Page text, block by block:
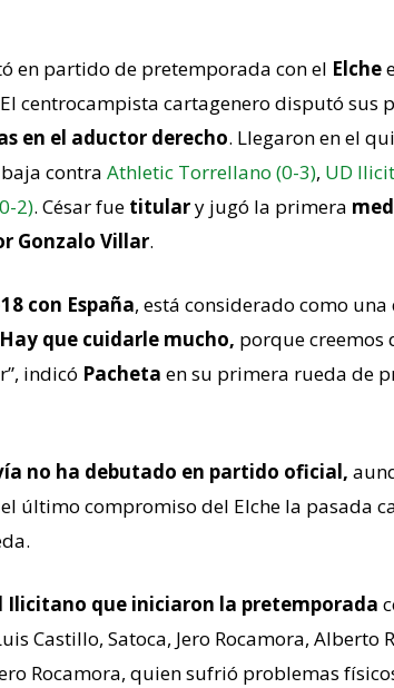
en partido de pretemporada con el Elche
centrocampista cartagenero disputó sus
en el aductor derecho. Llegaron en el
contra Athletic Torrellano (0-3), UD
2). César fue titulary jugó la primera
Gonzalo Villar.
con España, está considerado como una
que cuidarle mucho, porque creemos
indicó Pacheta en su primera rueda de
no ha debutado en partido oficial,
último compromiso del Elche la pasada
Ilicitano que iniciaron la pretemporada
Castillo, Satoca, Jero Rocamora, Alberto
Rocamora, quien sufrió problemas